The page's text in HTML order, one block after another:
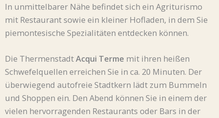
In unmittelbarer Nähe befindet sich ein Agriturismo
mit Restaurant sowie ein kleiner Hofladen, in dem Sie
piemontesische Spezialitäten entdecken können.
Die ThermenstadtAcqui Terme mit ihren heißen
Schwefelquellen erreichen Sie in ca. 20 Minuten. Der
überwiegend autofreie Stadtkern lädt zum Bummeln
und Shoppen ein. Den Abend können Sie in einem der
vielen hervorragenden Restaurants oder Bars in der